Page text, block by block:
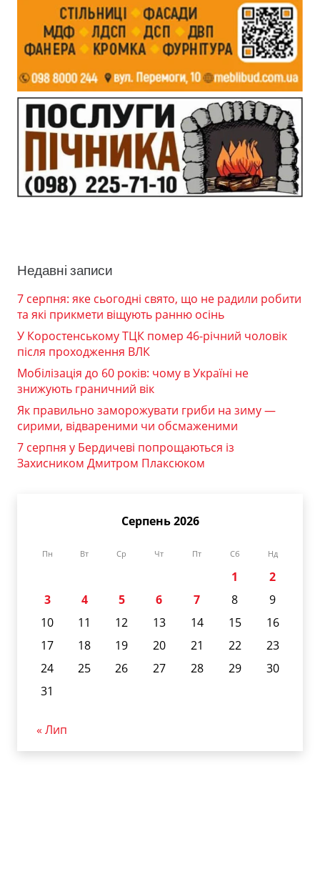
Недавні записи
7 серпня: яке сьогодні свято, що не радили робити
та які прикмети віщують ранню осінь
У Коростенському ТЦК помер 46-річний чоловік
після проходження ВЛК
Мобілізація до 60 років: чому в Україні не
знижують граничний вік
Як правильно заморожувати гриби на зиму —
сирими, відвареними чи обсмаженими
7 серпня у Бердичеві попрощаються із
Захисником Дмитром Плаксюком
Серпень 2026
Пн Вт Ср Чт Пт Сб Нд
1
2
3
4 5 6 7 8
9
10
11 12 13 14 15
16
17
18 19 20 21 22
23
24
25 26 27 28 29
30
31
« Лип